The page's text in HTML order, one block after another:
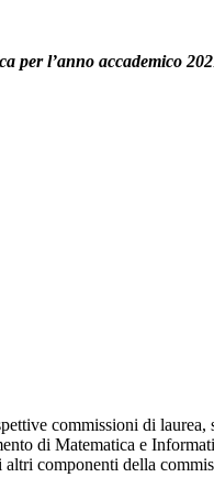
per l’anno accademico
commissioni di
di Matematica e
componenti della